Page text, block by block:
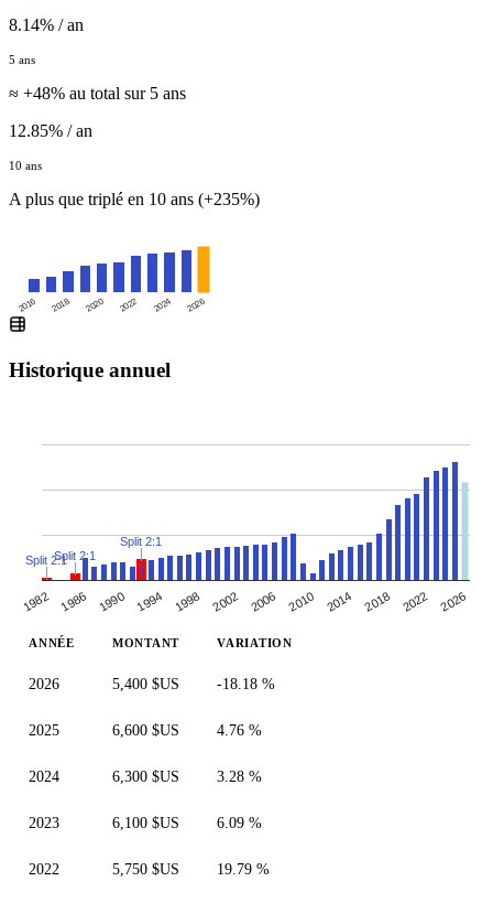
8.14% / an
5 ans
≈ +48% au total sur 5 ans
12.85% / an
10 ans
A plus que triplé en 10 ans (+235%)
2016 2018 2020 2022 2024 2026
Historique annuel
1982 1986 1990 1994 1998 2002 2006 2010 2014 2018 2022 2026
Split 2:1Split 2:1
Split 2:1
ANNÉE MONTANT VARIATION
2026 5,400 $US -18.18 %
2025 6,600 $US 4.76 %
2024 6,300 $US 3.28 %
2023 6,100 $US 6.09 %
2022 5,750 $US 19.79 %